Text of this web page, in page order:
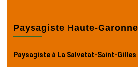
Paysagiste Haute-Garonne
Paysagiste à La Salvetat-Saint-Gilles